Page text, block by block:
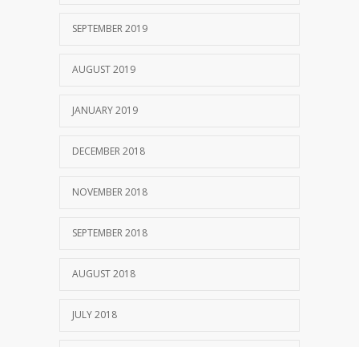
SEPTEMBER 2019
AUGUST 2019
JANUARY 2019
DECEMBER 2018
NOVEMBER 2018
SEPTEMBER 2018
AUGUST 2018
JULY 2018